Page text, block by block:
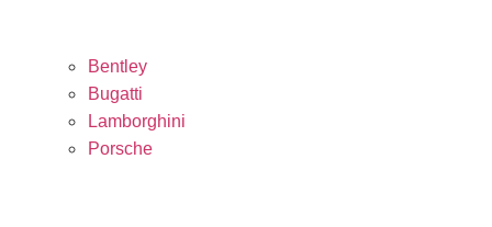
Bentley
Bugatti
Lamborghini
Porsche